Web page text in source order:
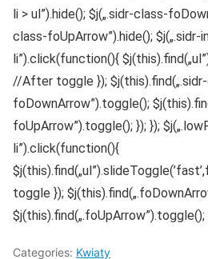
li > ul”).hide(); $j(„.sidr-class-
class-foUpArrow”).hide(); $j(„.sidr-
li”).click(function(){
//After toggle });
foDownArrow”).toggle();
foUpArrow”).toggle(); }); });
li”).click(function(){
toggle });
$j(this).find(„.foUpArrow”).toggle();
Categories: Kwiaty